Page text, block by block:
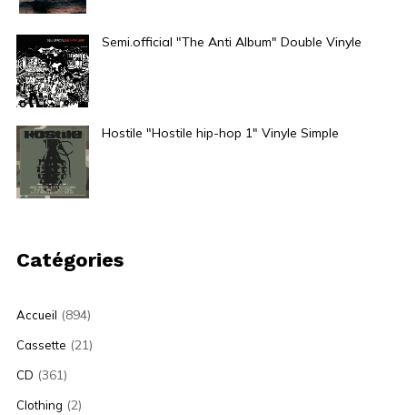
Semi.official "The Anti Album" Double Vinyle
Hostile "Hostile hip-hop 1" Vinyle Simple
Catégories
Accueil (894)
Cassette (21)
CD (361)
Clothing (2)